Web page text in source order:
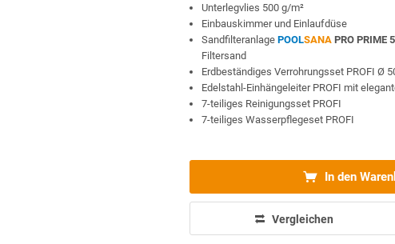
Unterlegvlies 500 g/m²
Einbauskimmer und Einlaufdüse
SandfilteranlagePOOLSANA PRO PRIME
Filtersand
Erdbeständiges Verrohrungsset PROFI Ø
Edelstahl-Einhängeleiter PROFI mit
7-teiliges Reinigungsset PROFI
7-teiliges Wasserpflegeset PROFI
In den
Vergleichen